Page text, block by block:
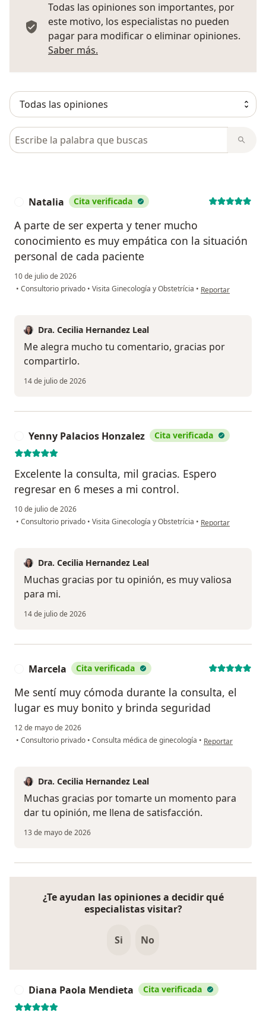
Todas las opiniones son importantes, por
este motivo, los especialistas no pueden
pagar para modificar o eliminar opiniones.
Saber más.
Busca en opiniones
Natalia Cita verificada
A parte de ser experta y tener mucho
conocimiento es muy empática con la situación
personal de cada paciente
10 de julio de 2026
• Consultorio privado • Visita Ginecología y Obstetrícia • en opinión del
Reportar
Dra. Cecilia Hernandez Leal
Me alegra mucho tu comentario, gracias por
compartirlo.
14 de julio de 2026
Yenny Palacios Honzalez Cita verificada
Excelente la consulta, mil gracias. Espero
regresar en 6 meses a mi control.
10 de julio de 2026
• Consultorio privado • Visita Ginecología y Obstetrícia • en opinión del
Reportar
Dra. Cecilia Hernandez Leal
Muchas gracias por tu opinión, es muy valiosa
para mi.
14 de julio de 2026
Marcela Cita verificada
Me sentí muy cómoda durante la consulta, el
lugar es muy bonito y brinda seguridad
12 de mayo de 2026
• Consultorio privado • Consulta médica de ginecología • en opinión del
Reportar
Dra. Cecilia Hernandez Leal
Muchas gracias por tomarte un momento para
dar tu opinión, me llena de satisfacción.
13 de mayo de 2026
¿Te ayudan las opiniones a decidir qué
especialistas visitar?
Si No
Diana Paola Mendieta Cita verificada